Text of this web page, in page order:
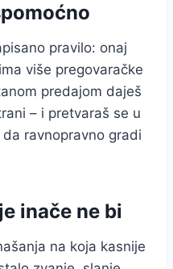
pravilo: onaj
više pregovaračke
predajom daješ
– i pretvaraš se u
ravnopravno gradi
inače ne bi
na koja kasnije